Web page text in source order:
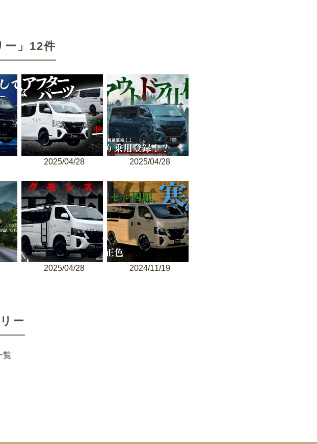
ー」12件
2025/04/28 2025/04/28
2025/04/28 2024/11/19
ー
覧